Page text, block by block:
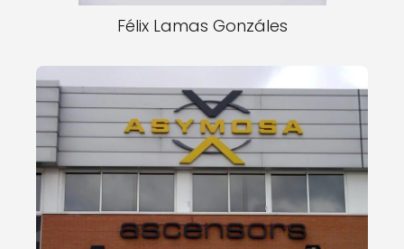
Félix Lamas Gonzáles